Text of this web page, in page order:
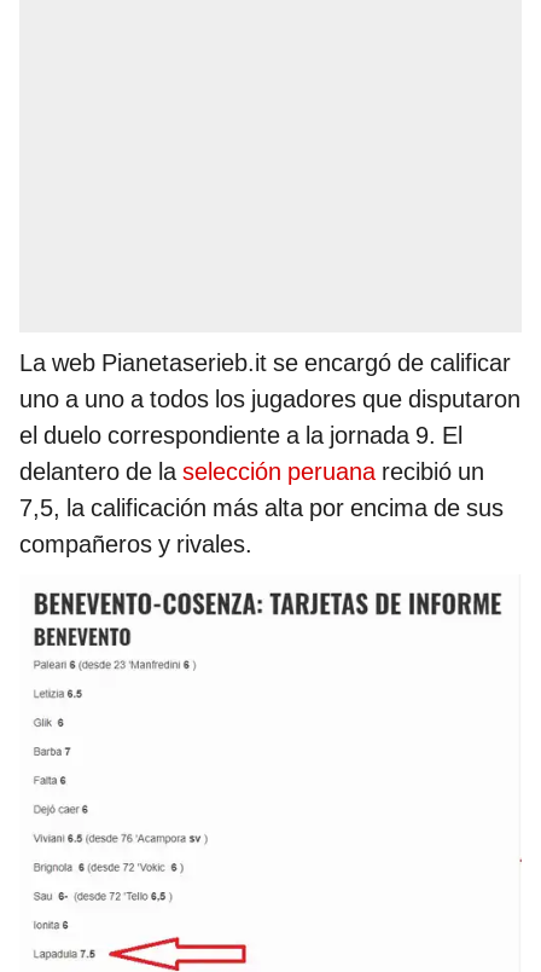
La web Pianetaserieb.it se encargó de calificar
uno a uno a todos los jugadores que disputaron
el duelo correspondiente a la jornada 9. El
delantero de laselección peruanarecibió un
7,5, la calificación más alta por encima de sus
compañeros y rivales.